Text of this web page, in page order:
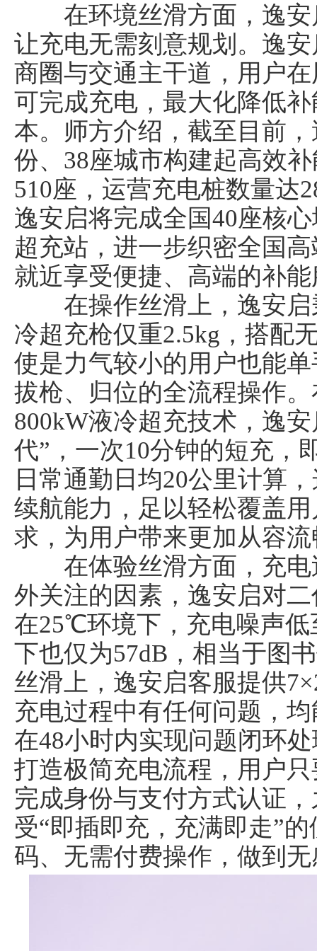
在环境丝滑方面，逸安
让充电无需刻意规划。逸
商圈与交通主干道，用户
可完成充电，最大化降低
本。师方介绍，截至目前
份、38座城市构建起高效
510座，运营充电桩数量达
逸安启将完成全国40座核
超充站，进一步织密全国
就近享受便捷、高端的补
在操作丝滑上，逸安启
冷超充枪仅重2.5kg，搭配
使是力气较小的用户也能
拔枪、归位的全流程操作
800kW液冷超充技术，逸
代”，一次10分钟的短充，
日常通勤日均20公里计算
续航能力，足以轻松覆盖
求，为用户带来更加从容
在体验丝滑方面，充电
外关注的因素，逸安启对
在25℃环境下，充电噪声
下也仅为57dB，相当于图
丝滑上，逸安启客服提供
充电过程中有任何问题，
在48小时内实现问题闭环
打造极简充电流程，用户
完成身份与支付方式认证
受“即插即充，充满即走”
码、无需付费操作，做到